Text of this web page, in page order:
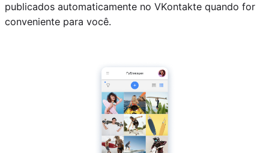
publicados automaticamente no VKontakte quando for
conveniente para você.